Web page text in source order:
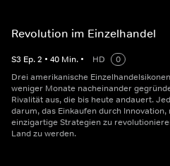
Revolution im Einzelhandel
S3 Ep.2 • 40 Min. • HD
0
Drei amerikanische
weniger Monate nacheinander
Rivalität aus, die bis heute andauert.
darum, das Einkaufen durch
einzigartige Strategien zu
Land zu werden.